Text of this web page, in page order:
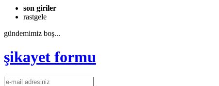
son giriler
rastgele
gündemimiz boş...
şikayet formu